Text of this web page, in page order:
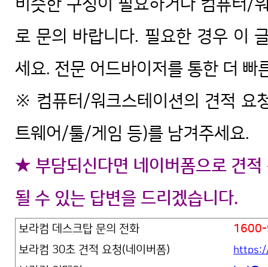
비슷한 구성이 필요하거나 컴퓨터/
로 문의 바랍니다. 필요한 경우 이
세요. 전문 어드바이저를 통한 더 빠
※ 컴퓨터/워크스테이션의 견적 요
트웨어/툴/게임 등)를 남겨주세요.
★ 부담되신다면 네이버폼으로 견적
될 수 있는 답변을 드리겠습니다.
보라컴 데스크탑 문의 전화
보라컴 30초 견적 요청(네이버폼)